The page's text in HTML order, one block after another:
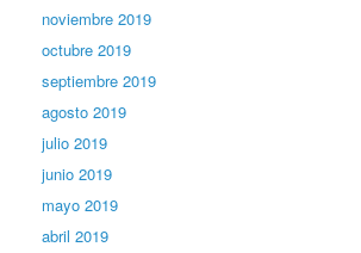
noviembre 2019
octubre 2019
septiembre 2019
agosto 2019
julio 2019
junio 2019
mayo 2019
abril 2019